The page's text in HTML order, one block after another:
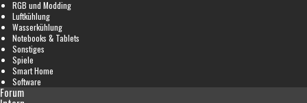
RGB und Modding
Luftkühlung
Wasserkühlung
Notebooks & Tablets
Sonstiges
Spiele
Smart Home
Software
Forum